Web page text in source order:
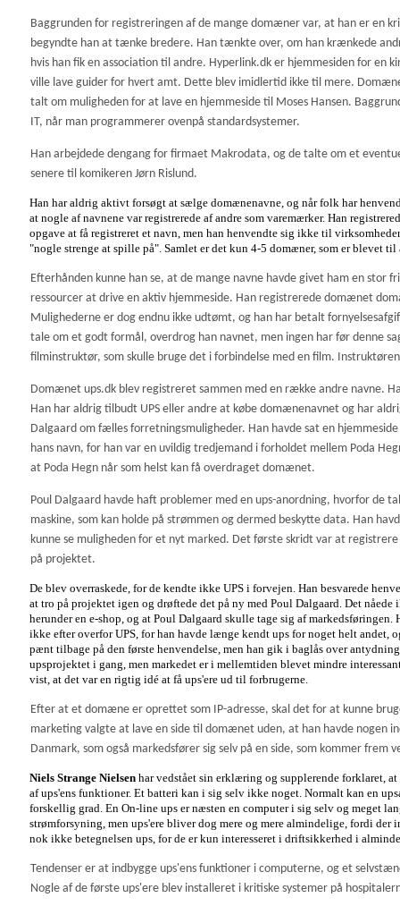
Baggrunden for registreringen af de mange domæner var, at han er en
begyndte han at tænke bredere. Han tænkte over, om han krænkede
hvis han fik en association til andre. Hyperlink.dk er hjemmesiden for en
ville lave guider for hvert amt. Dette blev imidlertid ikke til mere.
talt om muligheden for at lave en hjemmeside til Moses Hansen.
IT, når man programmerer ovenpå standardsystemer.
Han arbejdede dengang for firmaet Makrodata, og de talte om et
senere til komikeren Jørn Rislund.
Han har aldrig aktivt forsøgt at sælge domænenavne, og når folk har
at nogle af navnene var registrerede af andre som varemærker. Han
opgave at få registreret et navn, men han henvendte sig ikke til
"nogle strenge at spille på". Samlet er det kun 4-5 domæner, som er blevet
Efterhånden kunne han se, at de mange navne havde givet ham en
ressourcer at drive en aktiv hjemmeside. Han registrerede domænet
Mulighederne er dog endnu ikke udtømt, og han har betalt
tale om et godt formål, overdrog han navnet, men ingen har før denne
filminstruktør, som skulle bruge det i forbindelse med en film.
Domænet ups.dk blev registreret sammen med en række andre navne.
Han har aldrig tilbudt UPS eller andre at købe domænenavnet og har
Dalgaard om fælles forretningsmuligheder. Han havde sat en
hans navn, for han var en uvildig tredjemand i forholdet mellem Poda
at Poda Hegn når som helst kan få overdraget domænet.
Poul Dalgaard havde haft problemer med en ups-anordning, hvorfor de
maskine, som kan holde på strømmen og dermed beskytte data. Han
kunne se muligheden for et nyt marked. Det første skridt var at
på projektet.
De blev overraskede, for de kendte ikke UPS i forvejen. Han besvarede
at tro på projektet igen og drøftede det på ny med Poul Dalgaard. Det
herunder en e-shop, og at Poul Dalgaard skulle tage sig af
ikke efter overfor UPS, for han havde længe kendt ups for noget helt andet,
pænt tilbage på den første henvendelse, men han gik i baglås over
upsprojektet i gang, men markedet er i mellemtiden blevet mindre
vist, at det var en rigtig idé at få ups'ere ud til forbrugerne.
Efter at et domæne er oprettet som IP-adresse, skal det for at kunne
marketing valgte at lave en side til domænet uden, at han havde nogen
Danmark, som også markedsfører sig selv på en side, som kommer frem
Niels Strange Nielsen har vedstået sin erklæring og supplerende forklaret,
af ups'ens funktioner. Et batteri kan i sig selv ikke noget. Normalt kan en
forskellig grad. En On-line ups er næsten en computer i sig selv og meget
strømforsyning, men ups'ere bliver dog mere og mere almindelige, fordi der
nok ikke betegnelsen ups, for de er kun interesseret i driftsikkerhed i
Tendenser er at indbygge ups'ens funktioner i computerne, og et
Nogle af de første ups'ere blev installeret i kritiske systemer på